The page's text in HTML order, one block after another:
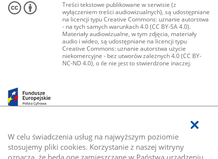
W celu świadczenia usług na najwyższym poziomie
stosujemy pliki cookies. Korzystanie z naszej witryny
oznacza, że będą one zamieszczane w Państwa urządzeniu.
Treści tekstowe publikowane w serwisie (z
wyłączeniem treści audiowizualnych), są udostępniane
na licencji typu Creative Commons: uznanie autorstwa
- na tych samych warunkach 4.0 (CC BY-SA 4.0).
Materiały audiowizualne, w tym zdjęcia, materiały
audio i wideo, są udostępniane na licencji typu
Creative Commons: uznanie autorstwa użycie
niekomercyjne - bez utworów zależnych 4.0 (CC BY-
NC-ND 4.0), o ile nie jest to stwierdzone inaczej.